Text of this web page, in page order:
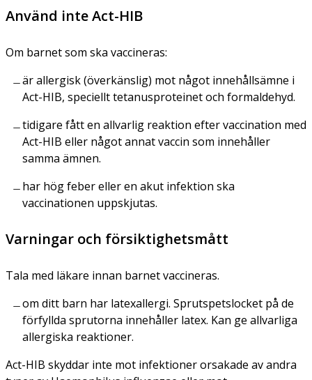
Använd inte Act-HIB
Om barnet som ska vaccineras:
är allergisk (överkänslig) mot något innehållsämne i
Act-HIB, speciellt tetanusproteinet och formaldehyd.
tidigare fått en allvarlig reaktion efter vaccination med
Act-HIB eller något annat vaccin som innehåller
samma ämnen.
har hög feber eller en akut infektion ska
vaccinationen uppskjutas.
Varningar och försiktighetsmått
Tala med läkare innan barnet vaccineras.
om ditt barn har latexallergi. Sprutspetslocket på de
förfyllda sprutorna innehåller latex. Kan ge allvarliga
allergiska reaktioner.
Act-HIB skyddar inte mot infektioner orsakade av andra